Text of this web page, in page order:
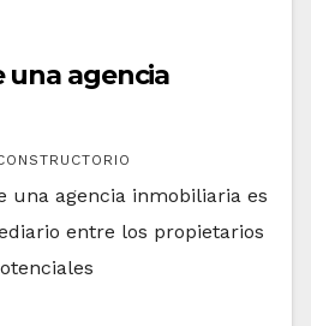
una agencia
una agencia inmobiliaria es
entre los propietarios